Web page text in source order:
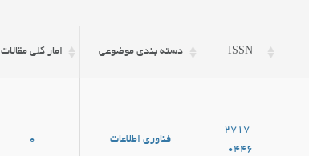
ISSN دسته بندی موضوعی امار کلی مقالات
2717-
0446
فناوری اطلاعات 0